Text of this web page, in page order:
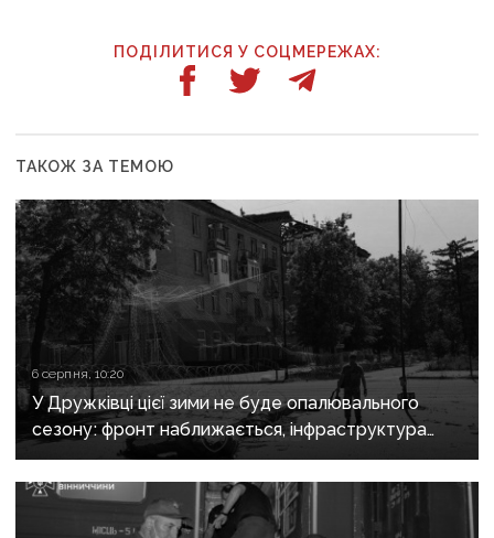
ПОДІЛИТИСЯ У СОЦМЕРЕЖАХ:
ТАКОЖ ЗА ТЕМОЮ
6 серпня, 10:20
У Дружківці цієї зими не буде опалювального
сезону: фронт наближається, інфраструктура
критично зруйнована